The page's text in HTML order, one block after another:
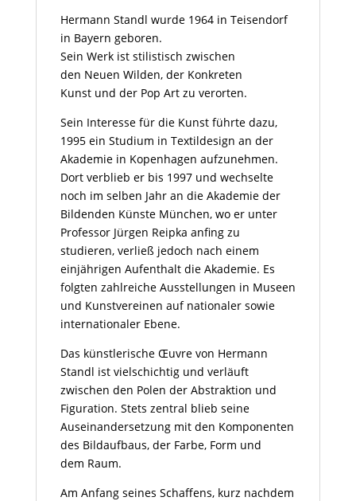
Hermann Standl wurde 1964 in Teisendorf
in Bayern geboren.
Sein Werk ist stilistisch zwischen
den Neuen Wilden, der Konkreten
Kunst und der Pop Art zu verorten.
Sein Interesse für die Kunst führte dazu,
1995 ein Studium in Textildesign an der
Akademie in Kopenhagen aufzunehmen.
Dort verblieb er bis 1997 und wechselte
noch im selben Jahr an die Akademie der
Bildenden Künste München, wo er unter
Professor Jürgen Reipka anfing zu
studieren, verließ jedoch nach einem
einjährigen Aufenthalt die Akademie. Es
folgten zahlreiche Ausstellungen in Museen
und Kunstvereinen auf nationaler sowie
internationaler Ebene.
Das künstlerische Œuvre von Hermann
Standl ist vielschichtig und verläuft
zwischen den Polen der Abstraktion und
Figuration. Stets zentral blieb seine
Auseinandersetzung mit den Komponenten
des Bildaufbaus, der Farbe, Form und
dem Raum.
Am Anfang seines Schaffens, kurz nachdem